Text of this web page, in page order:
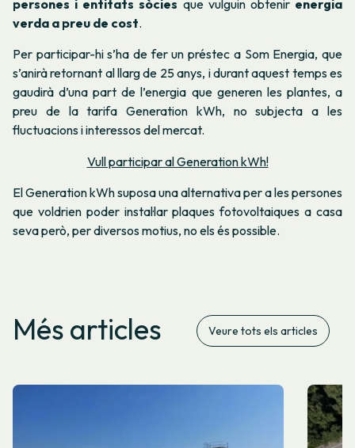
persones i entitats sòcies que vulguin obtenir energia
verda a preu de cost.
Per participar-hi s’ha de fer un préstec a Som Energia, que
s’anirà retornant al llarg de 25 anys, i durant aquest temps es
gaudirà d’una part de l’energia que generen les plantes, a
preu de la tarifa Generation kWh, no subjecta a les
fluctuacions i interessos del mercat.
Vull participar al Generation kWh!
El Generation kWh suposa una alternativa per a les persones
que voldrien poder instal·lar plaques fotovoltaiques a casa
seva però, per diversos motius, no els és possible.
Més articles Veure tots els articles